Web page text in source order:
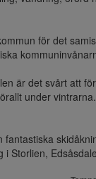
för det
är det svårt att
under
fantastiska
i Storlien,